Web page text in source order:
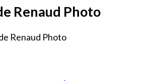
Renaud Photo